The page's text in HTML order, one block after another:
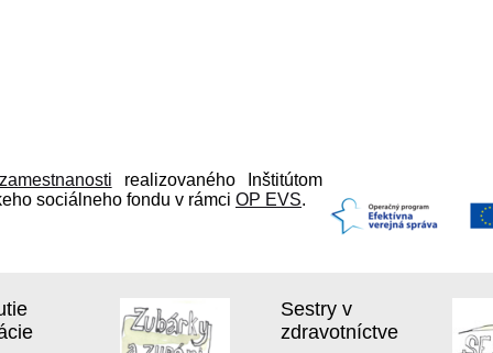
realizovaného Inštitútom
sociálneho fondu v rámci OP EVS.
Sestry v
zdravotníctve